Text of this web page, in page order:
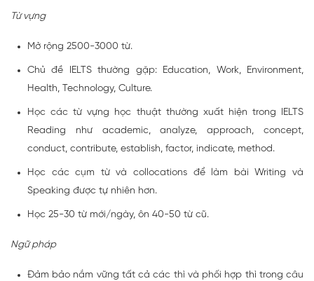
Từ vựng
Mở rộng 2500-3000 từ.
Chủ đề IELTS thường gặp: Education, Work, Environment,
Health, Technology, Culture.
Học các từ vựng học thuật thường xuất hiện trong IELTS
Reading như academic, analyze, approach, concept,
conduct, contribute, establish, factor, indicate, method.
Học các cụm từ và collocations để làm bài Writing và
Speaking được tự nhiên hơn.
Học 25-30 từ mới/ngày, ôn 40-50 từ cũ.
Ngữ pháp
Đảm bảo nắm vững tất cả các thì và phối hợp thì trong câu